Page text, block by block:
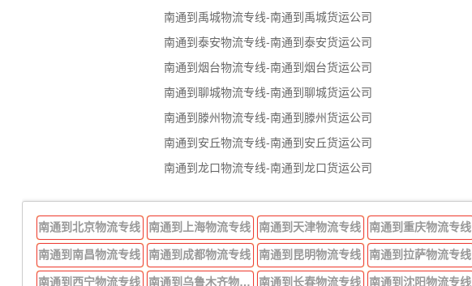
南通到禹城物流专线-南通到禹城货运公司
南通到泰安物流专线-南通到泰安货运公司
南通到烟台物流专线-南通到烟台货运公司
南通到聊城物流专线-南通到聊城货运公司
南通到滕州物流专线-南通到滕州货运公司
南通到安丘物流专线-南通到安丘货运公司
南通到龙口物流专线-南通到龙口货运公司
南通到北京物流专线 南通到上海物流专线 南通到天津物流专线 南通到重庆物流专线
南通到南昌物流专线 南通到成都物流专线 南通到昆明物流专线 南通到拉萨物流专线
南通到西宁物流专线 南通到乌鲁木齐物流专线 南通到长春物流专线 南通到沈阳物流专线